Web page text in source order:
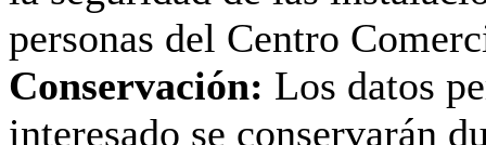
personas del Centro
Conservación: Los datos
interesado se conservarán